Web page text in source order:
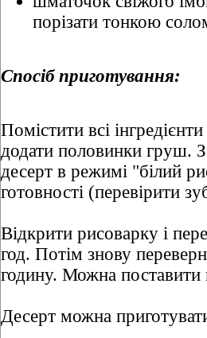
порізати тонкою
Спосіб приготування:
Помістити всі
додати половинки груш.
десерт в режимі "білий
готовності (перевірити
Відкрити рисоварку і
год. Потім знову
годину. Можна поставити
Десерт можна